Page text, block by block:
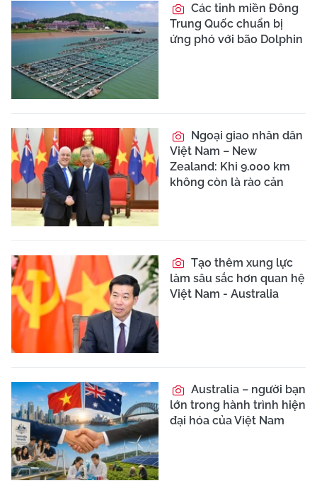
Các tỉnh miền Đông
Trung Quốc chuẩn bị
ứng phó với bão Dolphin
Ngoại giao nhân dân
Việt Nam – New
Zealand: Khi 9.000 km
không còn là rào cản
Tạo thêm xung lực
làm sâu sắc hơn quan hệ
Việt Nam - Australia
Australia – người bạn
lớn trong hành trình hiện
đại hóa của Việt Nam